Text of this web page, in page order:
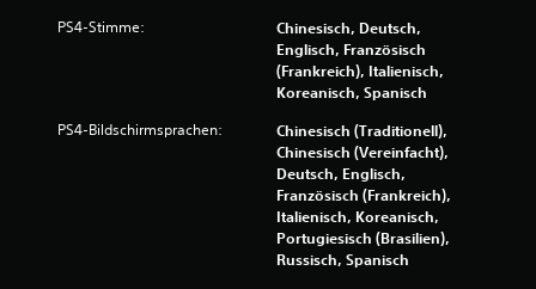
w
r
t
u
PS4-Stimme:
Chinesisch, Deutsch,
Englisch, Französisch
(Frankreich), Italienisch,
Koreanisch, Spanisch
PS4-Bildschirmsprachen:
Chinesisch (Traditionell),
Chinesisch (Vereinfacht),
Deutsch, Englisch,
Französisch (Frankreich),
Italienisch, Koreanisch,
Portugiesisch (Brasilien),
Russisch, Spanisch